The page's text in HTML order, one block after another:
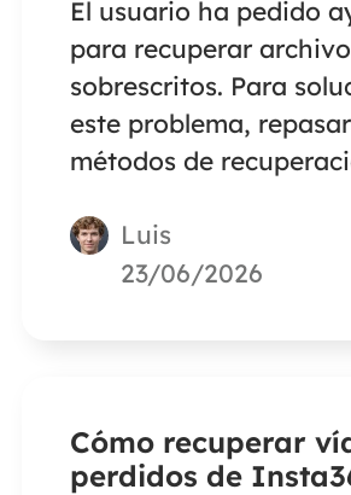
El usuario ha pedido
para recuperar
sobrescritos. Para
este problema,
métodos de
pueden utilizar para
archivos sobrescritos
archivos.
Luis
23/06/2026
Cómo recuperar
perdidos de